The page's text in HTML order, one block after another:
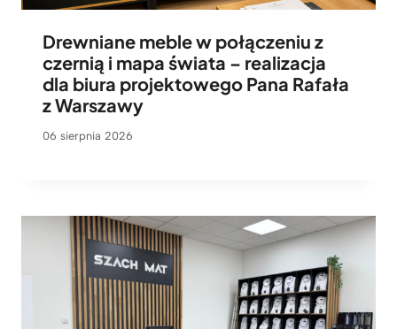
Drewniane meble w połączeniu z
czernią i mapa świata – realizacja
dla biura projektowego Pana Rafała
z Warszawy
06 sierpnia 2026